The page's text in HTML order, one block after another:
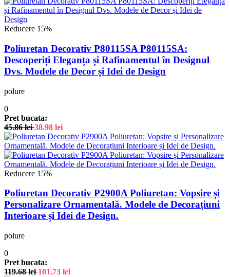
Reducere 15%
Poliuretan Decorativ P80115SA P80115SA:
Descoperiți Eleganța și Rafinamentul în Designul
Dvs. Modele de Decor și Idei de Design
polure
0
Pret bucata:
45.86lei 38.98 lei
Reducere 15%
Poliuretan Decorativ P2900A Poliuretan: Vopsire și
Personalizare Ornamentală. Modele de Decorațiuni
Interioare și Idei de Design.
polure
0
Pret bucata:
119.68lei 101.73 lei